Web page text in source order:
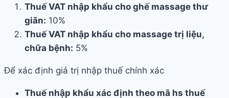
Thuế VAT nhập khẩu cho ghế massage thư
giãn: 10%
Thuế VAT nhập khẩu cho massage trị liệu,
chữa bệnh: 5%
Để xác định giá trị nhập thuế chính xác
Thuế nhập khẩu xác định theo mã hs thuế